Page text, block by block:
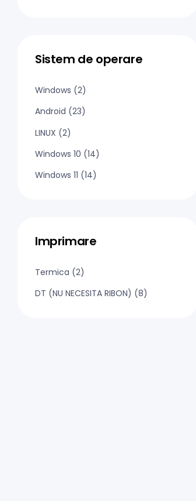
Sistem de operare
Windows (2)
Android (23)
LINUX (2)
Windows 10 (14)
Windows 11 (14)
Imprimare
Termica (2)
DT (NU NECESITA RIBON) (8)